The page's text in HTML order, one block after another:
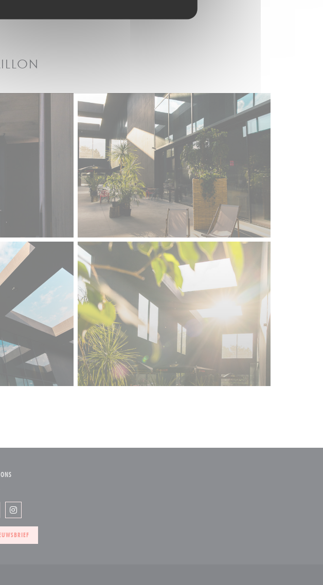
((opent in een nieuw venster))
Instagram ((opent in een nieuw venster))